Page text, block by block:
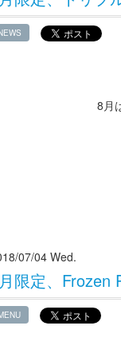
8月
07/04 Wed.
限定、Frozen